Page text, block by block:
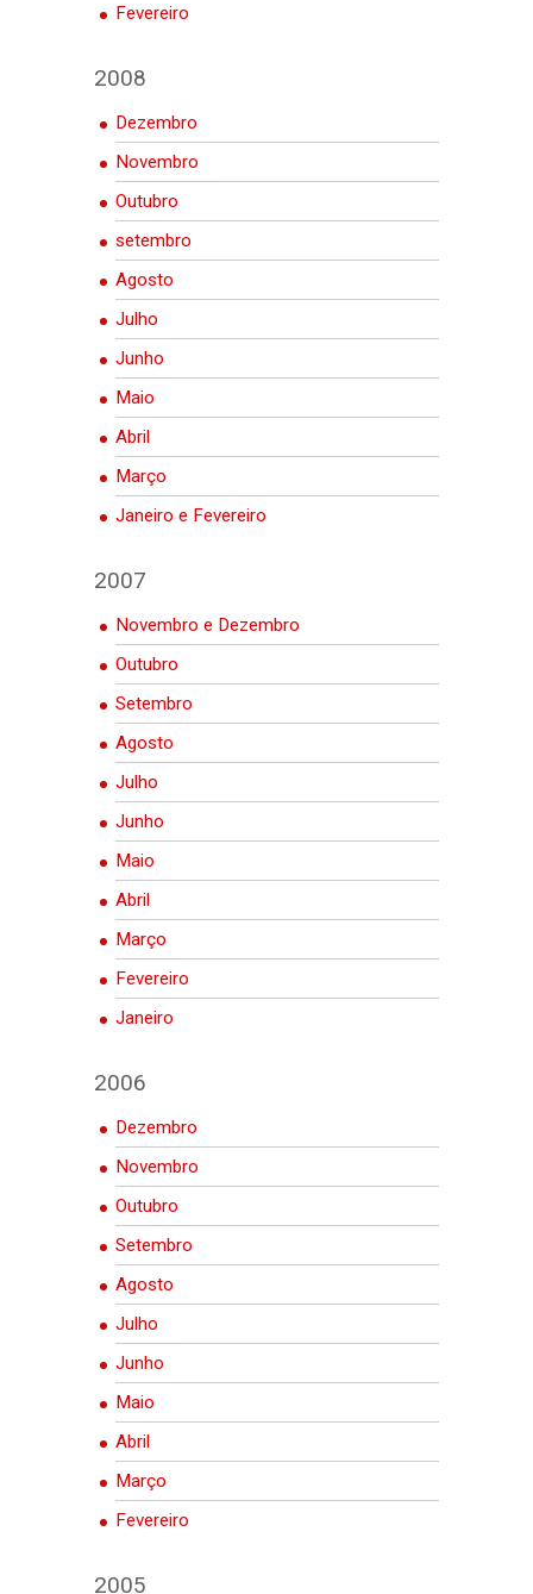
Fevereiro
2008
Dezembro
Novembro
Outubro
setembro
Agosto
Julho
Junho
Maio
Abril
Março
Janeiro e Fevereiro
2007
Novembro e Dezembro
Outubro
Setembro
Agosto
Julho
Junho
Maio
Abril
Março
Fevereiro
Janeiro
2006
Dezembro
Novembro
Outubro
Setembro
Agosto
Julho
Junho
Maio
Abril
Março
Fevereiro
2005